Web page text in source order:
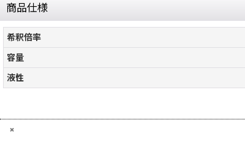
商品仕様
希釈倍率
容量
液性
×